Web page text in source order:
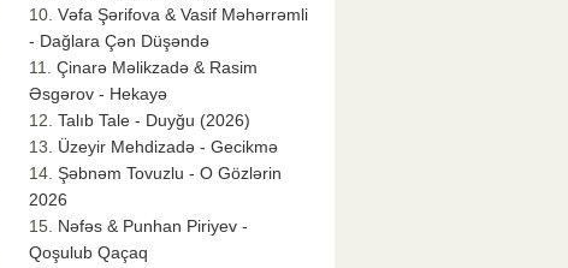
Vəfa Şərifova & Vasif Məhərrəmli
- Dağlara Çən Düşəndə
Çinarə Məlikzadə & Rasim
Əsgərov - Hekayə
Talıb Tale - Duyğu (2026)
Üzeyir Mehdizadə - Gecikmə
Şəbnəm Tovuzlu - O Gözlərin
2026
Nəfəs & Punhan Piriyev -
Qoşulub Qaçaq